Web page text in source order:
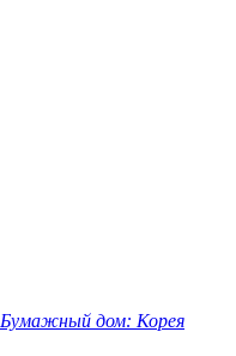
Бумажный дом: Корея